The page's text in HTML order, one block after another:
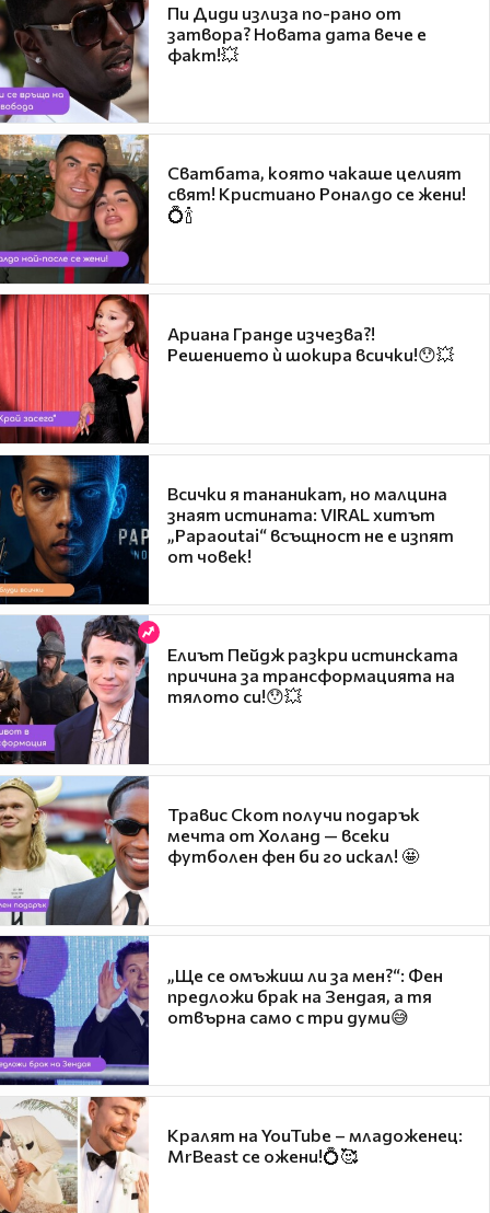
Пи Диди излиза по-рано от
затвора? Новата дата вече е
факт!💥
Сватбата, която чакаше целият
свят! Кристиано Роналдо се жени!
💍🍾
Ариана Гранде изчезва?!
Решението ѝ шокира всички!😯💥
Всички я тананикат, но малцина
знаят истината: VIRAL хитът
„Papaoutai“ всъщност не е изпят
от човек!
Елиът Пейдж разкри истинската
причина за трансформацията на
тялото си!😯💥
Травис Скот получи подарък
мечта от Холанд — всеки
футболен фен би го искал! 🤩
„Ще се омъжиш ли за мен?“: Фен
предложи брак на Зендая, а тя
отвърна само с три думи😅
Кралят на YouTube – младоженец:
MrBeast се ожени!💍🥰